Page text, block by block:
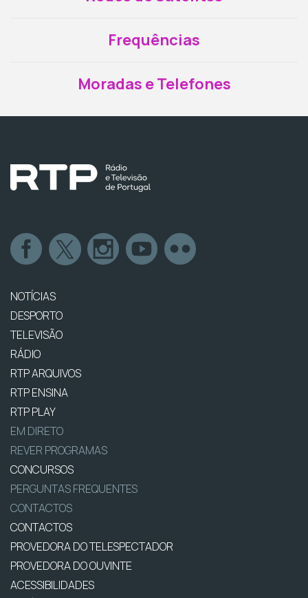
Frequências
Moradas e Telefones
NOTÍCIAS
DESPORTO
TELEVISÃO
RÁDIO
RTP ARQUIVOS
RTP ENSINA
RTP PLAY
EM DIRETO
REVER PROGRAMAS
CONCURSOS
PERGUNTAS FREQUENTES
CONTACTOS
CONTACTOS
PROVEDORA DO TELESPECTADOR
PROVEDORA DO OUVINTE
ACESSIBILIDADES